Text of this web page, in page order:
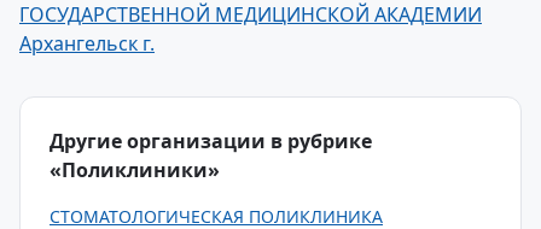
ГОСУДАРСТВЕННОЙ МЕДИЦИНСКОЙ АКАДЕМИИ
Архангельск г.
Другие организации в рубрике
«Поликлиники»
СТОМАТОЛОГИЧЕСКАЯ ПОЛИКЛИНИКА